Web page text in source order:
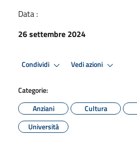
Data :
26 settembre 2024
Condividi Vedi azioni
Categorie:
Anziani
Cultura
Università